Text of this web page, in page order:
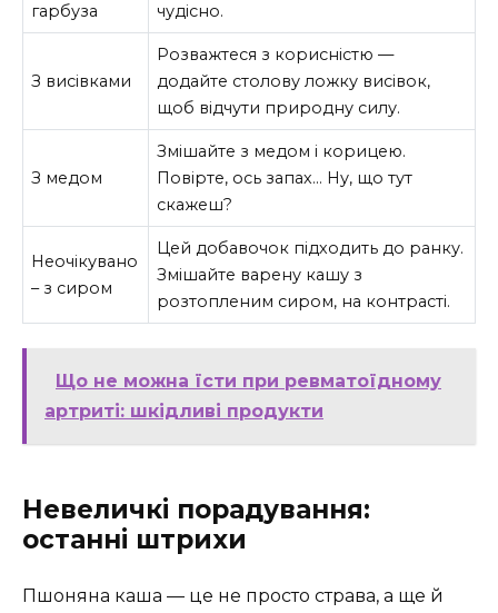
гарбуза
чудісно.
З висівками
Розважтеся з корисністю —
додайте столову ложку висівок,
щоб відчути природну силу.
З медом
Змішайте з медом і корицею.
Повірте, ось запах… Ну, що тут
скажеш?
Неочікувано
– з сиром
Цей добавочок підходить до ранку.
Змішайте варену кашу з
розтопленим сиром, на контрасті.
Що не можна їсти при ревматоїдному
артриті: шкідливі продукти
Невеличкі порадування:
останні штрихи
Пшоняна каша — це не просто страва, а ще й